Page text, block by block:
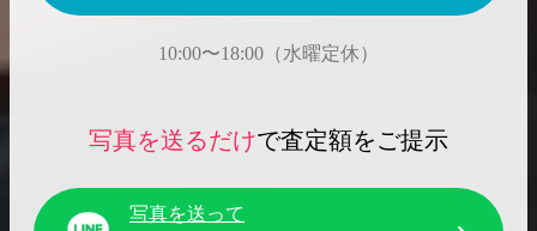
10:00〜18:00（水曜定休）
写真を送るだけで査定額をご提示
写真を送って